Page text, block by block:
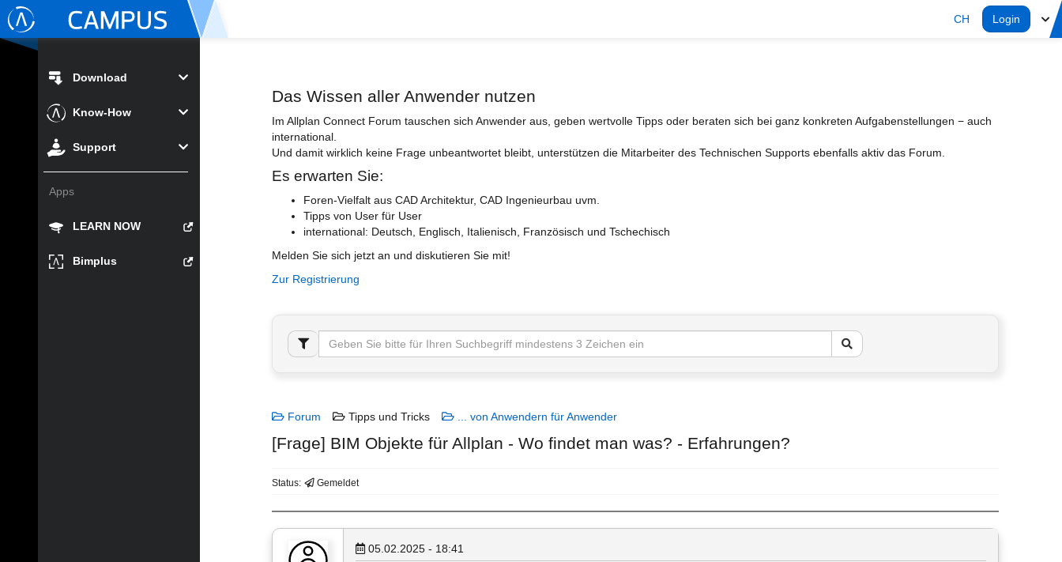
CH Login
Download
Know-How
Support
Apps
LEARN NOW
Bimplus
Das Wissen aller Anwender nutzen
Im Allplan Connect Forum tauschen sich Anwender aus, geben wertvolle Tipps oder beraten sich bei ganz konkreten Aufgabenstellungen − auch
international.
Und damit wirklich keine Frage unbeantwortet bleibt, unterstützen die Mitarbeiter des Technischen Supports ebenfalls aktiv das Forum.
Es erwarten Sie:
Foren-Vielfalt aus CAD Architektur, CAD Ingenieurbau uvm.
Tipps von User für User
international: Deutsch, Englisch, Italienisch, Französisch und Tschechisch
Melden Sie sich jetzt an und diskutieren Sie mit!
Zur Registrierung
Forum Tipps und Tricks ... von Anwendern für Anwender
[Frage] BIM Objekte für Allplan - Wo findet man was? - Erfahrungen?
Status: Gemeldet
05.02.2025 - 18:41